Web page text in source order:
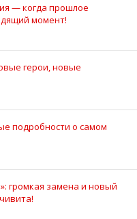
— когда прошлое
момент!
герои, новые
подробности о самом
громкая замена и новый